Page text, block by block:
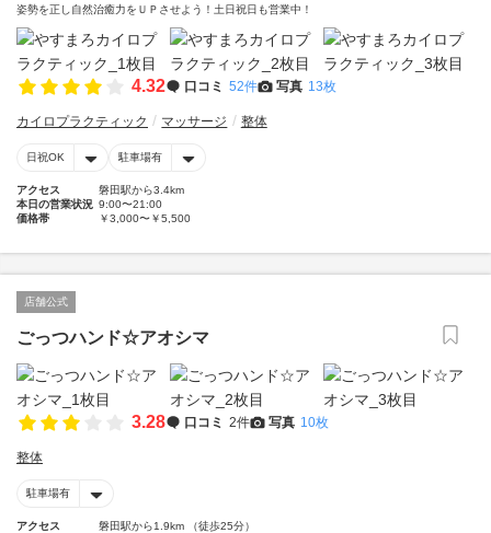
姿勢を正し自然治癒力をＵＰさせよう！土日祝日も営業中！
4.32 口コミ 52件 写真 13枚
カイロプラクティック マッサージ 整体
日祝OK 駐車場有
アクセス
磐田駅から3.4km
本日の営業状況 9:00〜21:00
価格帯
￥3,000〜￥5,500
店舗公式
ごっつハンド☆アオシマ
3.28 口コミ 2件 写真 10枚
整体
駐車場有
アクセス
磐田駅から1.9km （徒歩25分）